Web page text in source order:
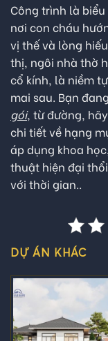
Công trình là
nơi con cháu
vị thế và lòng
thị, ngôi nhà thờ
cổ kính, là niềm
mai sau. Bạn
gói, từ đường,
chi tiết về hạng
áp dụng khoa
thuật hiện đại
với thời gian..
DỰ ÁN KHÁC